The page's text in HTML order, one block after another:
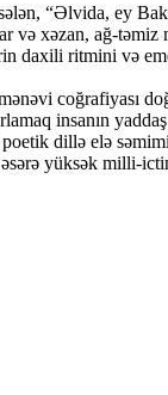
“Əlvida, ey
və xəzan, ağ-
ritmini və
coğrafiyası
insanın yaddaş
dillə elə
yüksək milli-